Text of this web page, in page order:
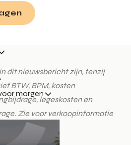
morgen
dit nieuwsbericht zijn, tenzij
BTW, BPM, kosten
legeskosten en
Zie voor verkoopinformatie